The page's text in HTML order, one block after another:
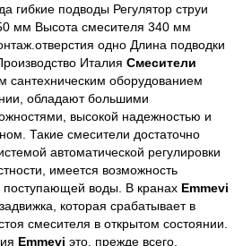
гибкие подводы Регулятор струи
мм Высота смесителя 340 мм
одно Длина подводки
Италия Смесители
сантехническим оборудованием
обладают большими
высокой надежностью и
Такие смесители достаточно
автоматической регулировки
имеется возможность
воды. В кранах Emmevi
которая срабатывает в
смесителя в открытом состоянии.
Emmevi это, прежде всего,